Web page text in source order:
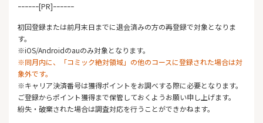
ｰｰｰｰｰｰ[PR]ｰｰｰｰｰｰ
初回登録または前月末日までに退会済みの方の再登録で対象となりま
す。
※iOS/Androidのauのみ対象となります。
※同月内に、「コミック絶対領域」の他のコースに登録された場合は対
象外です。
※キャリア決済番号は獲得ポイントをお調べする際に必要となります。
ご登録からポイント獲得まで保管しておくようお願い申し上げます。
紛失・破棄された場合は調査対応を行うことができかねます。